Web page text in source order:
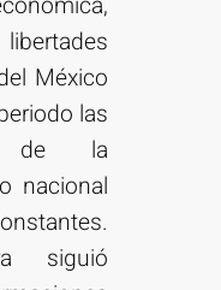
México
las
de la
nacional
siguió